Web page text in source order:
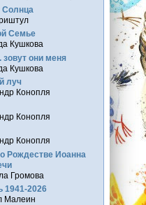
Солнца
Семье
Кушкова
зовут они меня
Кушкова
луч
Конопля
Конопля
Конопля
Рождестве Иоанна
Громова
1941-2026
Малеин